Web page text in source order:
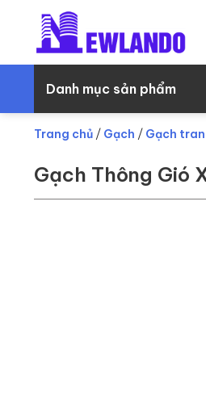
Danh mục sản phẩm
Trang chủ / Gạch / Gạch
Gạch Thông Gió